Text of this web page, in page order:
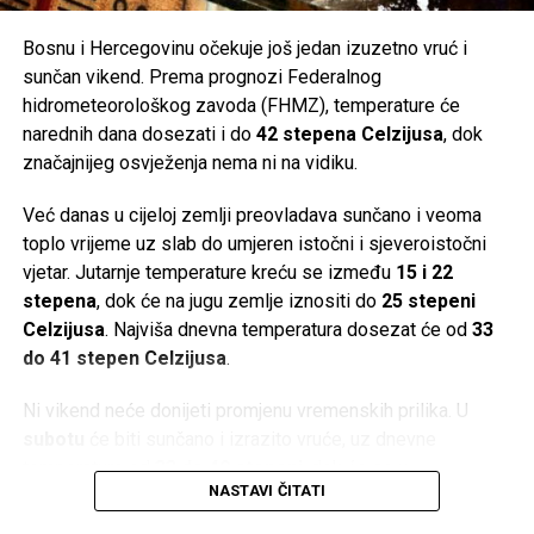
Bosnu i Hercegovinu očekuje još jedan izuzetno vruć i
sunčan vikend. Prema prognozi Federalnog
hidrometeorološkog zavoda (FHMZ), temperature će
narednih dana dosezati i do 42 stepena Celzijusa, dok
značajnijeg osvježenja nema ni na vidiku.
Već danas u cijeloj zemlji preovladava sunčano i veoma
toplo vrijeme uz slab do umjeren istočni i sjeveroistočni
vjetar. Jutarnje temperature kreću se između 15 i 22
stepena, dok će na jugu zemlje iznositi do 25 stepeni
Celzijusa. Najviša dnevna temperatura dosezat će od 33
do 41 stepen Celzijusa.
Ni vikend neće donijeti promjenu vremenskih prilika. U
temperature od33 do 40 stepeni, dok će se u
Hercegovini živa u termometru penjati i do
NASTAVI ČITATI